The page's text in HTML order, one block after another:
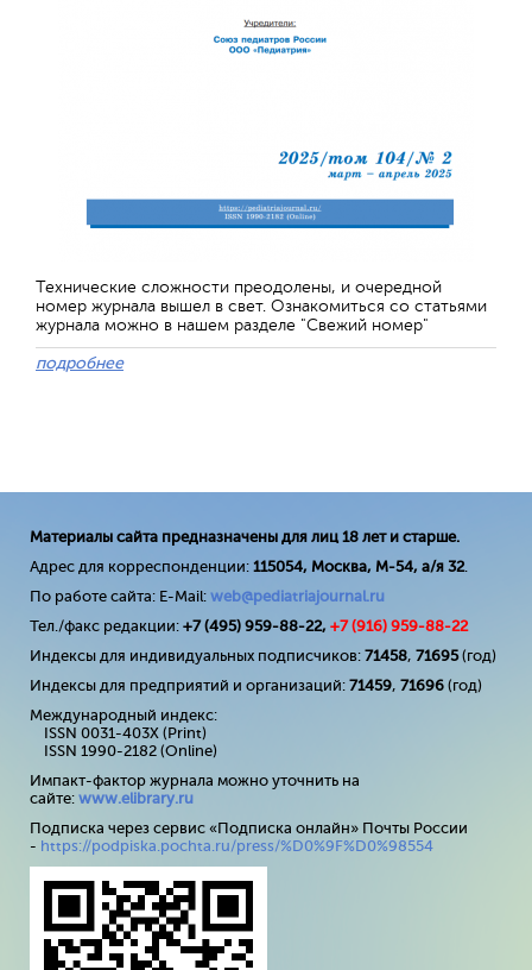
Технические сложности преодолены, и очередной
номер журнала вышел в свет. Ознакомиться со статьями
журнала можно в нашем разделе "Свежий номер"
подробнее
Материалы сайта предназначены для лиц 18 лет и старше.
Адрес для корреспонденции: 115054, Москва, М-54, а/я 32.
По работе сайта: E-Mail: web@pediatriajournal.ru
Тел./факс редакции: +7 (495) 959-88-22, +7 (916) 959-88-22
Индексы для индивидуальных подписчиков: 71458, 71695(год)
Индексы для предприятий и организаций: 71459, 71696 (год)
Международный индекс:
ISSN 0031-403X (Print)
ISSN 1990-2182 (Online)
Импакт-фактор журнала можно уточнить на
сайте: www.elibrary.ru
Подписка через сервис «Подписка онлайн» Почты России
- https://podpiska.pochta.ru/press/%D0%9F%D0%98554